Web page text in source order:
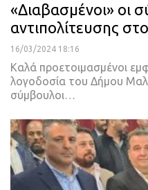
«Διαβασμένοι» οι
αντιπολίτευσης
16/03/2024 18:16
Καλά προετοιμασμένοι
λογοδοσία του Δήμου
σύμβουλοι…